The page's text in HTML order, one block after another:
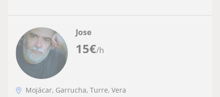
15€/h
Jose
Mojácar, Garrucha, Turre, Vera